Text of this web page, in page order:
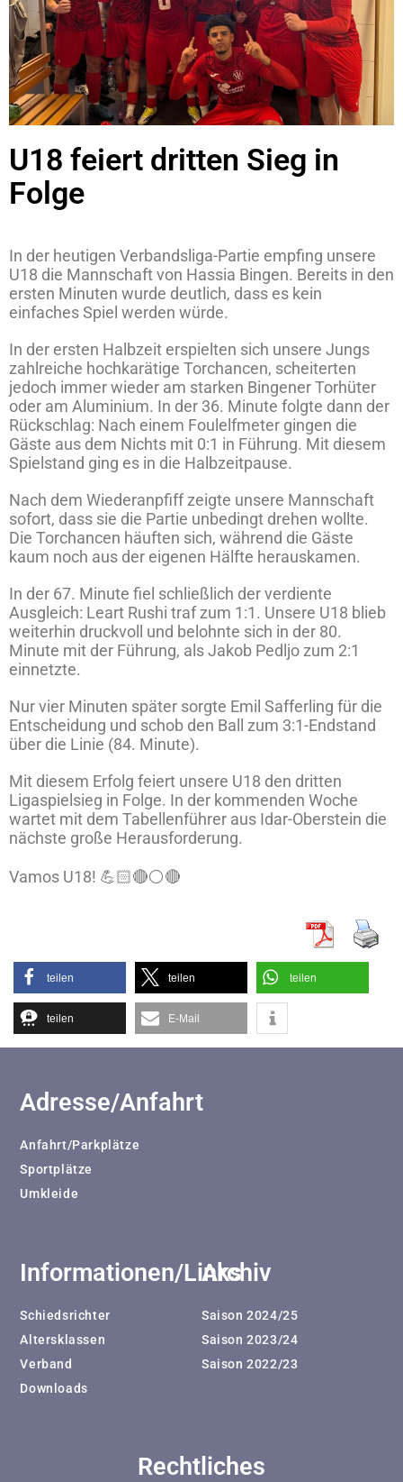
U18 feiert dritten Sieg in
Folge
In der heutigen Verbandsliga-Partie empfing unsere
U18 die Mannschaft von Hassia Bingen. Bereits in den
ersten Minuten wurde deutlich, dass es kein
einfaches Spiel werden würde.
In der ersten Halbzeit erspielten sich unsere Jungs
zahlreiche hochkarätige Torchancen, scheiterten
jedoch immer wieder am starken Bingener Torhüter
oder am Aluminium. In der 36. Minute folgte dann der
Rückschlag: Nach einem Foulelfmeter gingen die
Gäste aus dem Nichts mit 0:1 in Führung. Mit diesem
Spielstand ging es in die Halbzeitpause.
Nach dem Wiederanpfiff zeigte unsere Mannschaft
sofort, dass sie die Partie unbedingt drehen wollte.
Die Torchancen häuften sich, während die Gäste
kaum noch aus der eigenen Hälfte herauskamen.
In der 67. Minute fiel schließlich der verdiente
Ausgleich: Leart Rushi traf zum 1:1. Unsere U18 blieb
weiterhin druckvoll und belohnte sich in der 80.
Minute mit der Führung, als Jakob Pedljo zum 2:1
einnetzte.
Nur vier Minuten später sorgte Emil Safferling für die
Entscheidung und schob den Ball zum 3:1-Endstand
über die Linie (84. Minute).
Mit diesem Erfolg feiert unsere U18 den dritten
Ligaspielsieg in Folge. In der kommenden Woche
wartet mit dem Tabellenführer aus Idar-Oberstein die
nächste große Herausforderung.
Vamos U18! 💪🏻🔴⚪️🔴
teilen teilen teilen
teilen E-Mail
Adresse/Anfahrt
Anfahrt/Parkplätze
Sportplätze
Umkleide
Informationen/Links
Schiedsrichter
Altersklassen
Verband
Downloads
Archiv
Saison 2024/25
Saison 2023/24
Saison 2022/23
Rechtliches